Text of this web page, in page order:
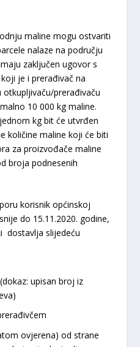
maline mogu ostvariti
nalaze na području
zaključen ugovor s
je i prerađivač na
prerađivaču
10 000 kg maline.
kg bit će utvrđen
količine maline koji će biti
za proizvođače maline
broja podnesenih
korisnik općinskoj
do 15.11.2020. godine,
dostavlja slijedeću
upisan broj iz
ovjerena) od strane